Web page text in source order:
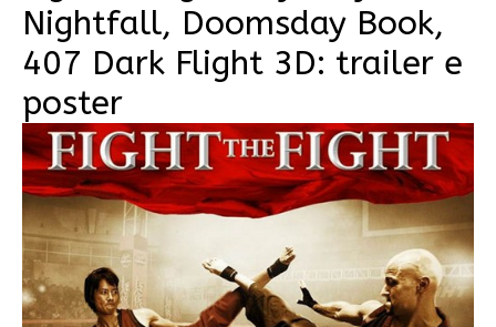
Nightfall, Doomsday Book,
407 Dark Flight 3D: trailer e
poster